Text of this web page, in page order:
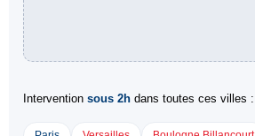
Intervention sous 2h dans toutes ces villes :